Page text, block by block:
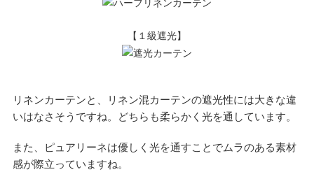
【１級遮光】
リネンカーテンと、リネン混カーテンの遮光性には大きな違
いはなさそうですね。どちらも柔らかく光を通しています。
また、ピュアリーネは優しく光を通すことでムラのある素材
感が際立っていますね。